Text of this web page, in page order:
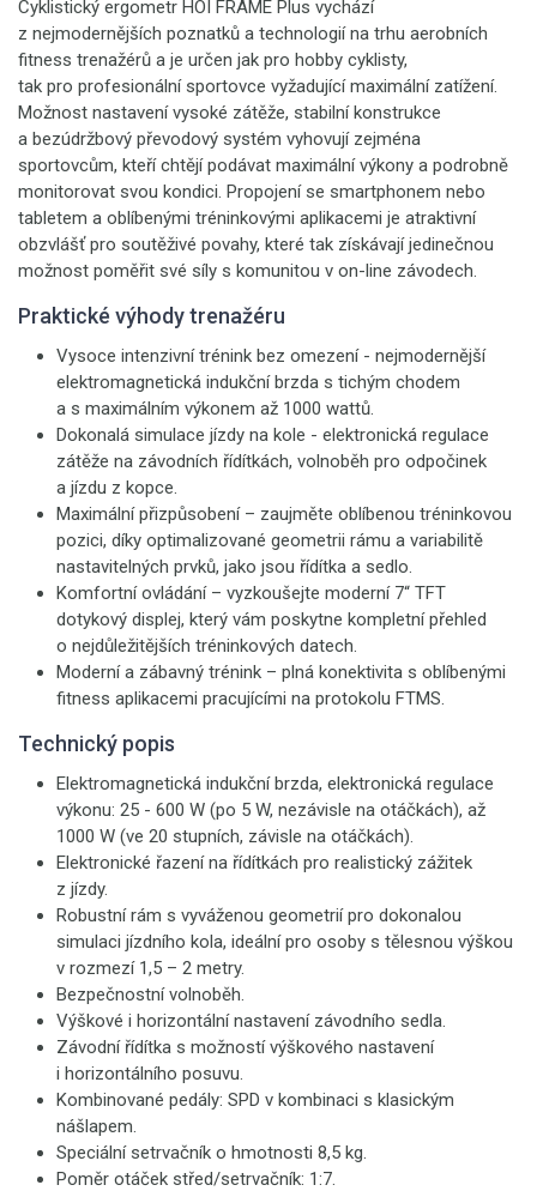
Cyklistický ergometr HOI FRAME Plus vychází
z nejmodernějších poznatků a technologií na trhu aerobních
fitness trenažérů a je určen jak pro hobby cyklisty,
tak pro profesionální sportovce vyžadující maximální zatížení.
Možnost nastavení vysoké zátěže, stabilní konstrukce
a bezúdržbový převodový systém vyhovují zejména
sportovcům, kteří chtějí podávat maximální výkony a podrobně
monitorovat svou kondici. Propojení se smartphonem nebo
tabletem a oblíbenými tréninkovými aplikacemi je atraktivní
obzvlášť pro soutěživé povahy, které tak získávají jedinečnou
možnost poměřit své síly s komunitou v on-line závodech.
Praktické výhody trenažéru
Vysoce intenzivní trénink bez omezení - nejmodernější
elektromagnetická indukční brzda s tichým chodem
a s maximálním výkonem až 1000 wattů.
Dokonalá simulace jízdy na kole - elektronická regulace
zátěže na závodních řídítkách, volnoběh pro odpočinek
a jízdu z kopce.
Maximální přizpůsobení – zaujměte oblíbenou tréninkovou
pozici, díky optimalizované geometrii rámu a variabilitě
nastavitelných prvků, jako jsou řídítka a sedlo.
Komfortní ovládání – vyzkoušejte moderní 7“ TFT
dotykový displej, který vám poskytne kompletní přehled
o nejdůležitějších tréninkových datech.
Moderní a zábavný trénink – plná konektivita s oblíbenými
fitness aplikacemi pracujícími na protokolu FTMS.
Technický popis
Elektromagnetická indukční brzda, elektronická regulace
výkonu: 25 - 600 W (po 5 W, nezávisle na otáčkách), až
1000 W (ve 20 stupních, závisle na otáčkách).
Elektronické řazení na řídítkách pro realistický zážitek
z jízdy.
Robustní rám s vyváženou geometrií pro dokonalou
simulaci jízdního kola, ideální pro osoby s tělesnou výškou
v rozmezí 1,5 – 2 metry.
Bezpečnostní volnoběh.
Výškové i horizontální nastavení závodního sedla.
Závodní řídítka s možností výškového nastavení
i horizontálního posuvu.
Kombinované pedály: SPD v kombinaci s klasickým
nášlapem.
Speciální setrvačník o hmotnosti 8,5 kg.
Poměr otáček střed/setrvačník: 1:7.